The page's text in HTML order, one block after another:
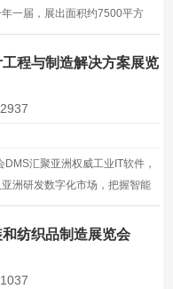
一届，展出面积约7500平方
，涵盖视频监控、消防与信息
程与制造解决方案展览
2937
汇聚亚洲权威工业IT软件，
洲研发数字化市场，把握智能
周期，增强企业研发核心竞争
纺织品制造展览会
1037